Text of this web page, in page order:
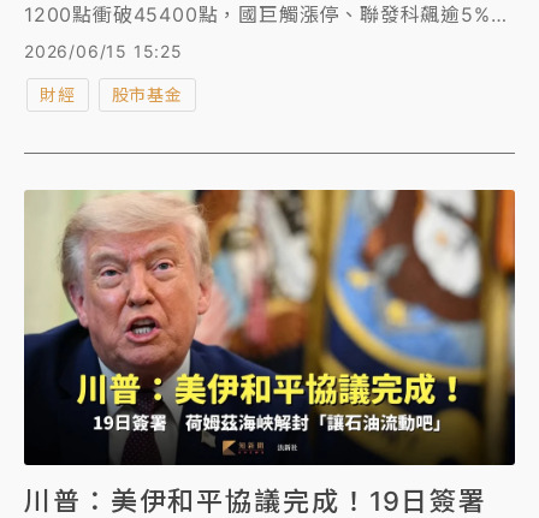
1200點衝破45400點，國巨觸漲停、聯發科飆逾5%，
台積電最高漲55元至2365元。
2026/06/15 15:25
財經 股市基金
川普：美伊和平協議完成！19日簽署